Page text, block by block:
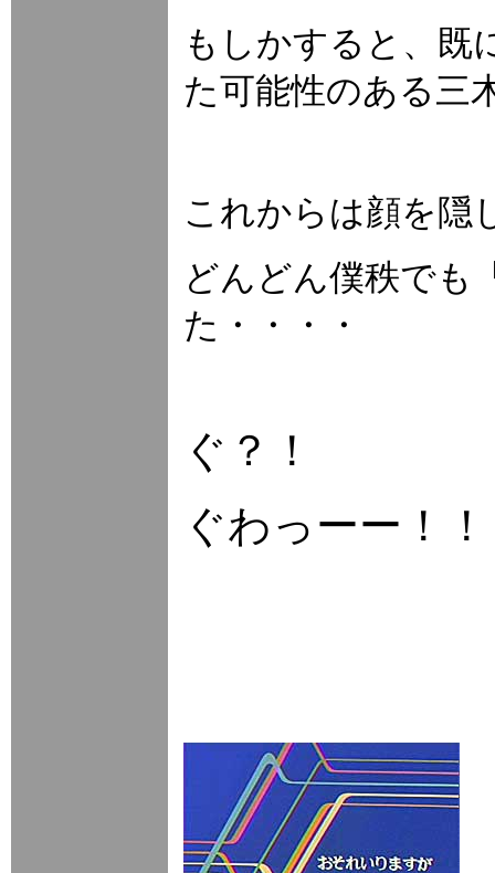
もしかすると、既
た可能性のある三
これからは顔を隠
どんどん僕秩でも
た・・・・
ぐ？！
ぐわっーー！